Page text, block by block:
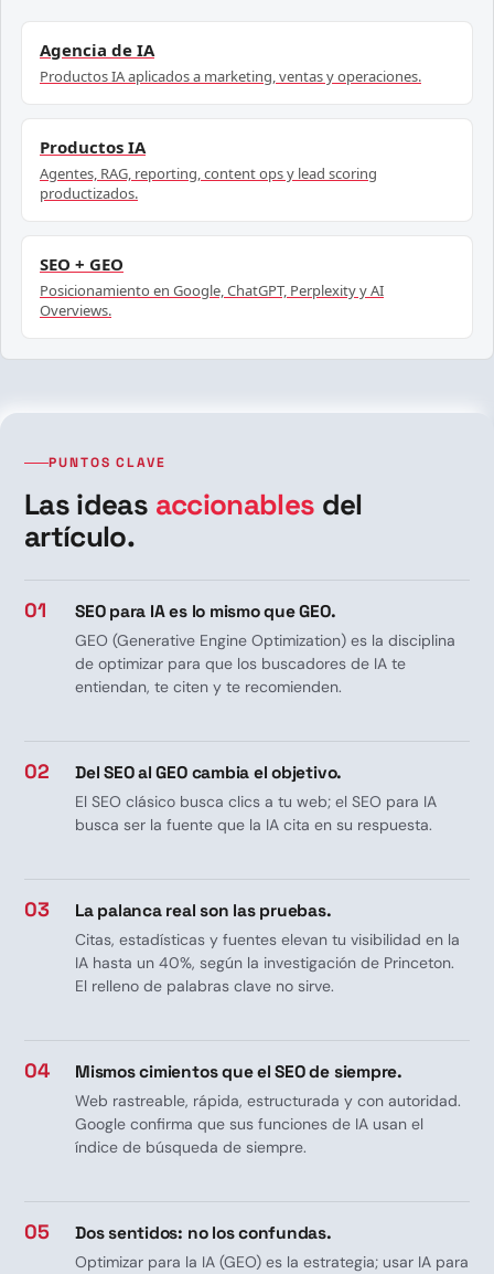
Agencia de IA
Productos IA aplicados a marketing, ventas y operaciones.
Productos IA
Agentes, RAG, reporting, content ops y lead scoring
productizados.
SEO + GEO
Posicionamiento en Google, ChatGPT, Perplexity y AI
Overviews.
PUNTOS CLAVE
Las ideas accionables del
artículo.
01 SEO para IA es lo mismo que GEO.
GEO (Generative Engine Optimization) es la disciplina
de optimizar para que los buscadores de IA te
entiendan, te citen y te recomienden.
02 Del SEO al GEO cambia el objetivo.
El SEO clásico busca clics a tu web; el SEO para IA
busca ser la fuente que la IA cita en su respuesta.
03 La palanca real son las pruebas.
Citas, estadísticas y fuentes elevan tu visibilidad en la
IA hasta un 40%, según la investigación de Princeton.
El relleno de palabras clave no sirve.
04 Mismos cimientos que el SEO de siempre.
Web rastreable, rápida, estructurada y con autoridad.
Google confirma que sus funciones de IA usan el
índice de búsqueda de siempre.
05 Dos sentidos: no los confundas.
Optimizar para la IA (GEO) es la estrategia; usar IA para